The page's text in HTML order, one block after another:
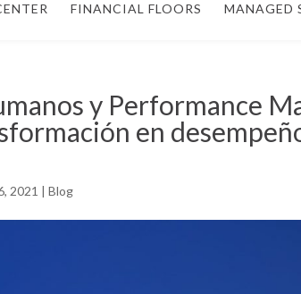
FINANCIAL FLOORS MANAGED
y Performance
en
2021 |Blog